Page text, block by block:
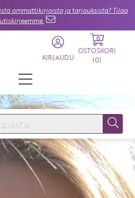
ammattikirjoista ja tarjouksista? Tilaa
KIRJAUDU
0
OSTOSKORI
(0)